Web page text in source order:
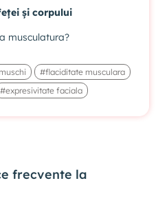
și corpului
musculatura?
#flaciditate musculara
#expresivitate faciala
frecvente la